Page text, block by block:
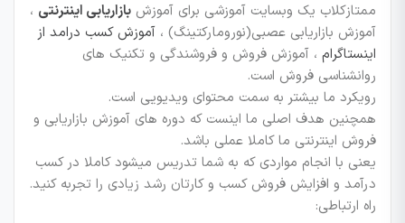
ممتازکلاب یک وبسایت آموزشی برای آموزش بازاریابی اینترنتی ،
آموزش بازاریابی عصبی(نورومارکتینگ) ، آموزش کسب درامد از
اینستاگرام ، آموزش فروش و فروشندگی و تکنیک های
روانشناسی فروش است.
رویکرد ما بیشتر به سمت محتوای ویدیویی است.
همچنین هدف اصلی ما اینست که دوره های آموزش بازاریابی و
فروش اینترنتی ما کاملا عملی باشد.
یعنی با انجام مواردی که به شما تدریس میشود کاملا در کسب
درآمد و افزایش فروش کسب و کارتان رشد زیادی را تجربه کنید.
راه ارتباطی: